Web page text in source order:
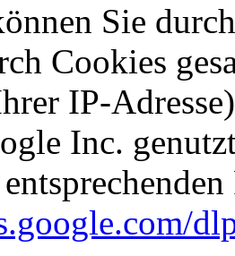
Sie
Cookies
IP-
Inc.